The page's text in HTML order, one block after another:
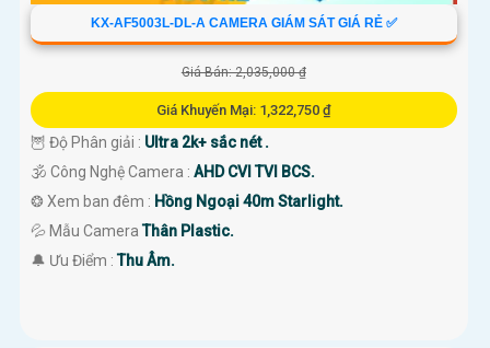
KX-AF5003L-DL-A CAMERA GIÁM SÁT GIÁ RẺ ✅
Giá Bán: 2,035,000 ₫
Giá Khuyến Mại: 1,322,750 ₫
🦉 Độ Phân giải : Ultra 2k+ sắc nét .
🕉️ Công Nghệ Camera : AHD CVI TVI BCS.
❂ Xem ban đêm : Hồng Ngoại 40m Starlight.
💦 Mẫu CameraThân Plastic.
️🔔 Ưu Điểm :Thu Âm.